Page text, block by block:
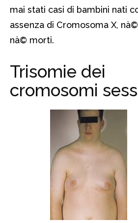
mai stati casi di bambini nati
assenza di Cromosoma X,
nà© morti.
Trisomie dei
cromosomi